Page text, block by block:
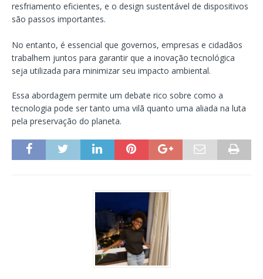
resfriamento eficientes, e o design sustentável de dispositivos
são passos importantes.
No entanto, é essencial que governos, empresas e cidadãos
trabalhem juntos para garantir que a inovação tecnológica
seja utilizada para minimizar seu impacto ambiental.
Essa abordagem permite um debate rico sobre como a
tecnologia pode ser tanto uma vilã quanto uma aliada na luta
pela preservação do planeta.